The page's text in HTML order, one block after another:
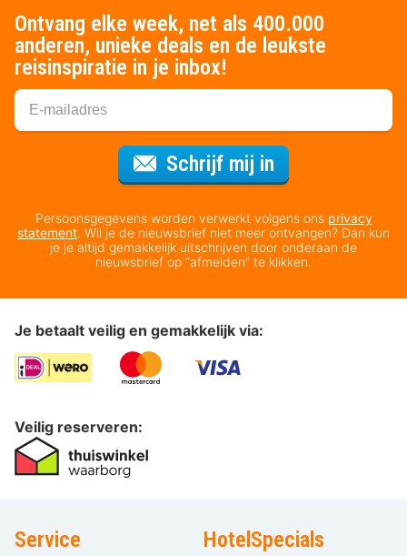
Ontvang elke week, net als 400.000
anderen, unieke deals en de leukste
reisinspiratie in je inbox!
Schrijf mij in
Persoonsgegevens worden verwerkt volgens ons privacy
statement. Wil je de nieuwsbrief niet meer ontvangen? Dan kun
je je altijd gemakkelijk uitschrijven door onderaan de
nieuwsbrief op “afmelden” te klikken.
Je betaalt veilig en gemakkelijk via:
Veilig reserveren:
Service HotelSpecials